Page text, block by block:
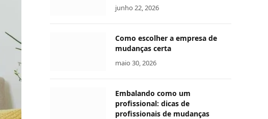
junho 22, 2026
Como escolher a empresa de
mudanças certa
maio 30, 2026
Embalando como um
profissional: dicas de
profissionais de mudanças